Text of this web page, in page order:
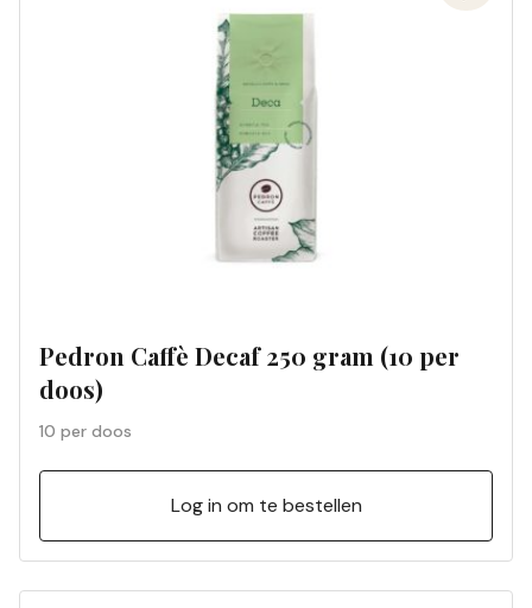
Pedron Caffè Decaf 250 gram (10 per
doos)
10 per doos
Log in om te bestellen